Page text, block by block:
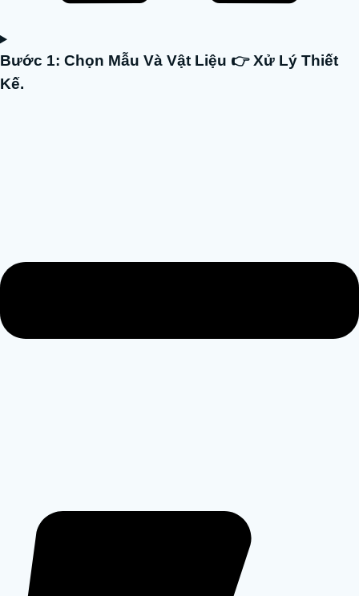
Bước 1: Chọn Mẫu Và Vật Liệu 👉 Xử Lý Thiết
Kế.